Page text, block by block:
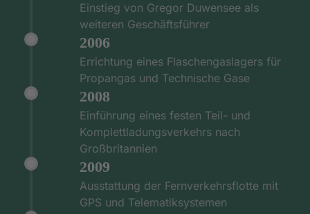
Einstieg von Gregor Duwensee als
weiteren Geschäftsführer
2006
Errichtung eines Flaschengaslagers für
Propangas und Technische Gase
2008
Einführung eines festen Teil- und
Komplettladungsverkehrs nach
Großbritannien
2009
Ausstattung der Fernverkehrsflotte mit
GPS und Telematiksystemen